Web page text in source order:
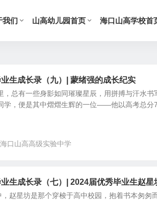
我们 山高幼儿园首页 海口山高学校首
生成长录（九）| 蒙绪强的成长纪实
，总有一些身影如同璀璨星辰，用拼搏与汗水书
学，便是其中熠熠生辉的一位——他以高考总分
海口山高高级实验中学
生成长录（七）| 2024届优秀毕业生赵星
星坊是那个穿梭于高中校园，抱着书本匆匆